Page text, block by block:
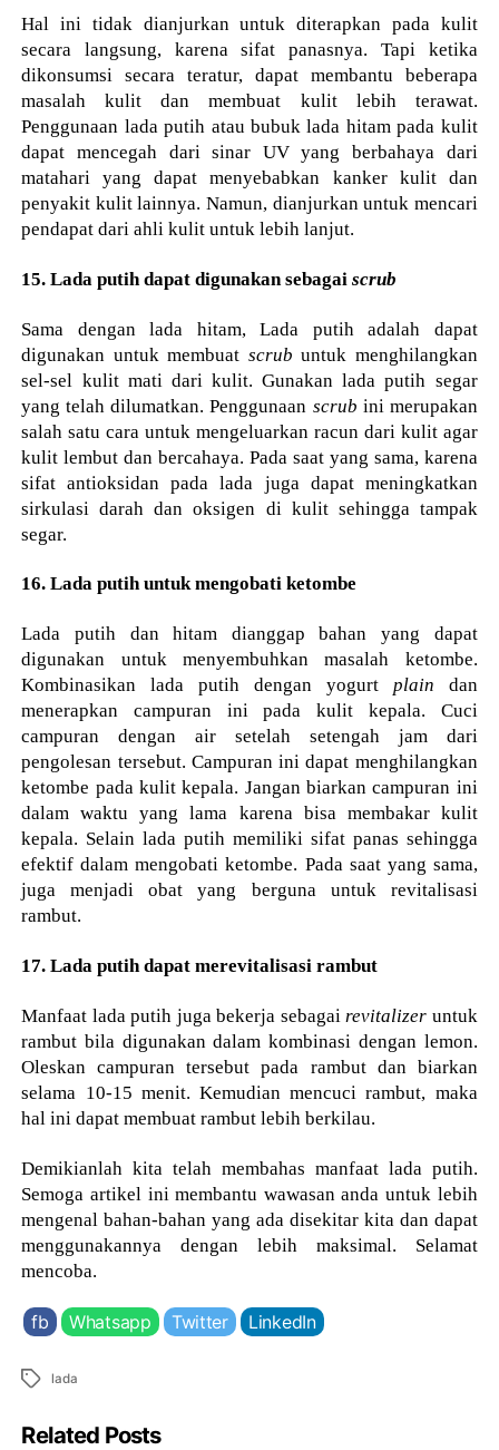
Hal ini tidak dianjurkan untuk diterapkan pada kulit
secara langsung, karena sifat panasnya. Tapi ketika
dikonsumsi secara teratur, dapat membantu beberapa
masalah kulit dan membuat kulit lebih terawat.
Penggunaan lada putih atau bubuk lada hitam pada kulit
dapat mencegah dari sinar UV yang berbahaya dari
matahari yang dapat menyebabkan kanker kulit dan
penyakit kulit lainnya. Namun, dianjurkan untuk mencari
pendapat dari ahli kulit untuk lebih lanjut.
15. Lada putih dapat digunakan sebagaiscrub
Sama dengan lada hitam, Lada putih adalah dapat
digunakan untuk membuat scrubuntuk menghilangkan
sel-sel kulit mati dari kulit. Gunakan lada putih segar
yang telah dilumatkan. Penggunaan scrub ini merupakan
salah satu cara untuk mengeluarkan racun dari kulit agar
kulit lembut dan bercahaya. Pada saat yang sama, karena
sifat antioksidan pada lada juga dapat meningkatkan
sirkulasi darah dan oksigen di kulit sehingga tampak
segar.
16. Lada putih untuk mengobati ketombe
Lada putih dan hitam dianggap bahan yang dapat
digunakan untuk menyembuhkan masalah ketombe.
Kombinasikan lada putih dengan yogurt plain dan
menerapkan campuran ini pada kulit kepala. Cuci
campuran dengan air setelah setengah jam dari
pengolesan tersebut. Campuran ini dapat menghilangkan
ketombe pada kulit kepala. Jangan biarkan campuran ini
dalam waktu yang lama karena bisa membakar kulit
kepala. Selain lada putih memiliki sifat panas sehingga
efektif dalam mengobati ketombe. Pada saat yang sama,
juga menjadi obat yang berguna untuk revitalisasi
rambut.
17. Lada putih dapat merevitalisasi rambut
Manfaat lada putih juga bekerja sebagai revitalizer untuk
rambut bila digunakan dalam kombinasi dengan lemon.
Oleskan campuran tersebut pada rambut dan biarkan
selama 10-15 menit. Kemudian mencuci rambut, maka
hal ini dapat membuat rambut lebih berkilau.
Demikianlah kita telah membahas manfaat lada putih.
Semoga artikel ini membantu wawasan anda untuk lebih
mengenal bahan-bahan yang ada disekitar kita dan dapat
menggunakannya dengan lebih maksimal. Selamat
mencoba.
fb Whatsapp Twitter LinkedIn
Tags lada
Related Posts